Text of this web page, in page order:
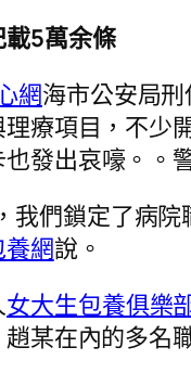
5萬余條
網海市公安局
療項目，不少
發出哀嚎。。
我們鎖定了病
養網說。
女大生包養俱樂
某在內的多名